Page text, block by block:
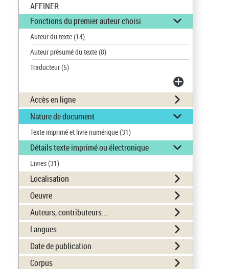
AFFINER
Fonctions du premier auteur choisi
Auteur du texte(14)
Auteur présumé du texte(8)
Traducteur(5)
Accès en ligne
Nature de document
Texte imprimé et livre numérique(31)
Détails texte imprimé ou électronique
Livres(31)
Localisation
Oeuvre
Auteurs, contributeurs...
Langues
Date de publication
Corpus